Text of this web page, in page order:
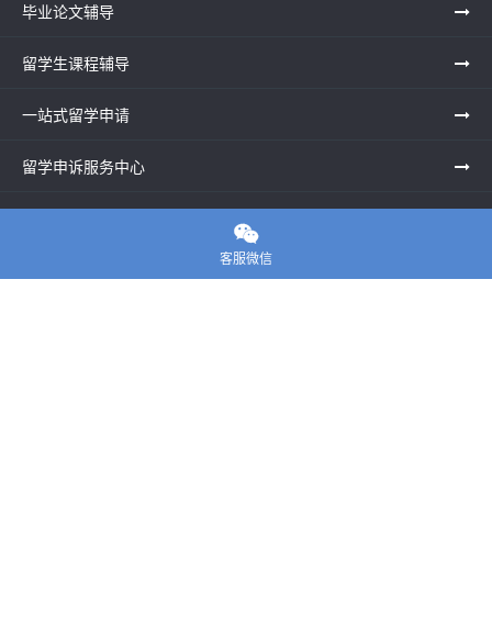
毕业论文辅导
留学生课程辅导
一站式留学申请
留学申诉服务中心

客服微信